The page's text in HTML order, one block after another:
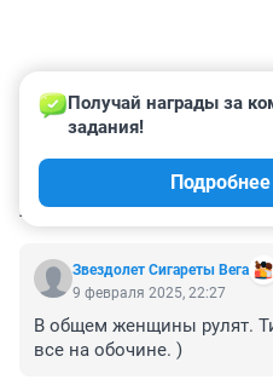
КОММЕНТАРИИ 29
Звездолет Сигареты Вега
Получай награды за
задания!
9 февраля 2025, 22:27
В общем женщины рулят.
все на обочине. )